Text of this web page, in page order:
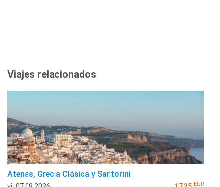
Viajes relacionados
Atenas, Grecia Clásica y Santorini
EUR